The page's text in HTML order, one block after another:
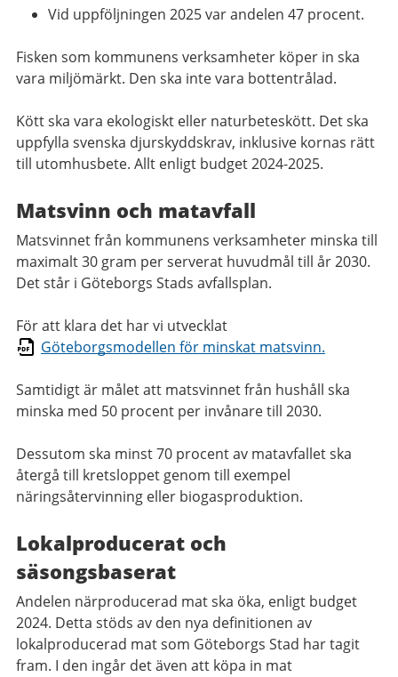
Vid uppföljningen 2025 var andelen 47 procent.
Fisken som kommunens verksamheter köper in ska
vara miljömärkt. Den ska inte vara bottentrålad.
Kött ska vara ekologiskt eller naturbeteskött. Det ska
uppfylla svenska djurskyddskrav, inklusive kornas rätt
till utomhusbete. Allt enligt budget 2024-2025.
Matsvinn och matavfall
Matsvinnet från kommunens verksamheter minska till
maximalt 30 gram per serverat huvudmål till år 2030.
Det står i Göteborgs Stads avfallsplan.
För att klara det har vi utvecklat
Göteborgsmodellen för minskat matsvinn.
Samtidigt är målet att matsvinnet från hushåll ska
minska med 50 procent per invånare till 2030.
Dessutom ska minst 70 procent av matavfallet ska
återgå till kretsloppet genom till exempel
näringsåtervinning eller biogasproduktion.
Lokalproducerat och
säsongsbaserat
Andelen närproducerad mat ska öka, enligt budget
2024. Detta stöds av den nya definitionen av
lokalproducerad mat som Göteborgs Stad har tagit
fram. I den ingår det även att köpa in mat